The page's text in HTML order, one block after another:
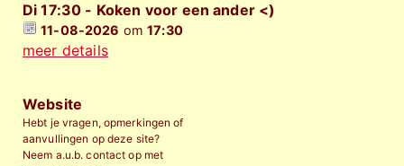
Di 17:30 - Koken voor een ander <)
11-08-2026 om17:30
meer details
Website
Hebt je vragen, opmerkingen of
aanvullingen op deze site?
Neem a.u.b. contact op met